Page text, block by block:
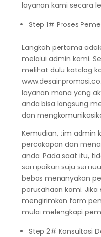
layanan kami secara
Step 1# Proses
Langkah pertama
melalui admin kami.
melihat dulu katalog
layanan mana yang
anda bisa langsung
dan
Kemudian, tim admin
percakapan dan
anda. Pada saat itu,
sampaikan saja
bebas menanyakan
perusahaan kami.
mengirimkan form
mulai melengkapi
Step 2# Konsultasi